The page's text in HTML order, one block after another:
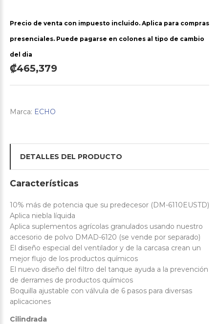
Precio de venta con impuesto incluido. Aplica para compras
presenciales. Puede pagarse en colones al tipo de cambio
del dia
₡465,379
Marca: ECHO
DETALLES DEL PRODUCTO
Características
10% más de potencia que su predecesor (DM-6110EUSTD)
Aplica niebla líquida
Aplica suplementos agrícolas granulados usando nuestro
accesorio de polvo DMAD-6120 (se vende por separado)
El diseño especial del ventilador y de la carcasa crean un
mejor flujo de los productos químicos
El nuevo diseño del filtro del tanque ayuda a la prevención
de derrames de productos químicos
Boquilla ajustable con válvula de 6 pasos para diversas
aplicaciones
Cilindrada